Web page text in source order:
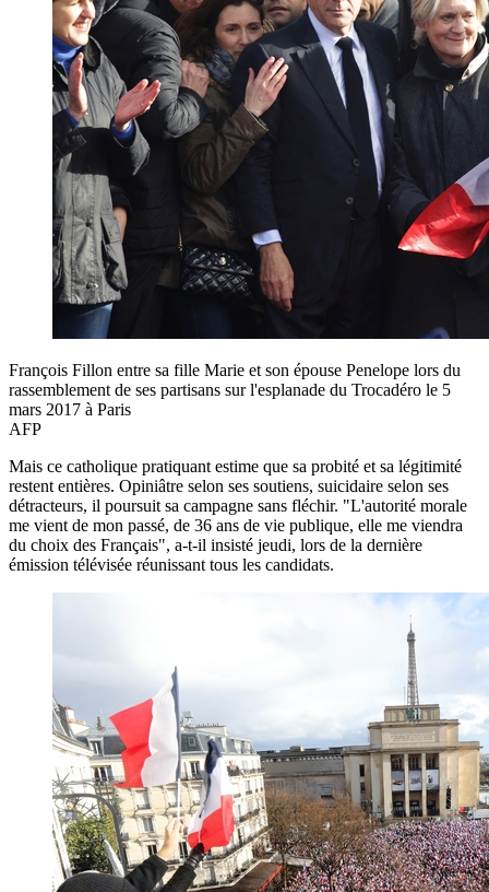
François Fillon entre sa fille Marie et son épouse Penelope lors du
rassemblement de ses partisans sur l'esplanade du Trocadéro le 5
mars 2017 à Paris
AFP
Mais ce catholique pratiquant estime que sa probité et sa légitimité
restent entières. Opiniâtre selon ses soutiens, suicidaire selon ses
détracteurs, il poursuit sa campagne sans fléchir. "L'autorité morale
me vient de mon passé, de 36 ans de vie publique, elle me viendra
du choix des Français", a-t-il insisté jeudi, lors de la dernière
émission télévisée réunissant tous les candidats.